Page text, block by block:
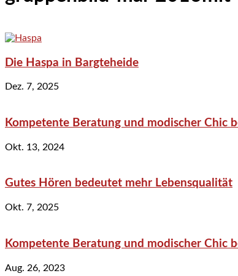
Die Haspa in Bargteheide
Dez. 7, 2025
Kompetente Beratung und modischer Chic
Okt. 13, 2024
Gutes Hören bedeutet mehr Lebensqualität
Okt. 7, 2025
Kompetente Beratung und modischer Chic
Aug. 26, 2023